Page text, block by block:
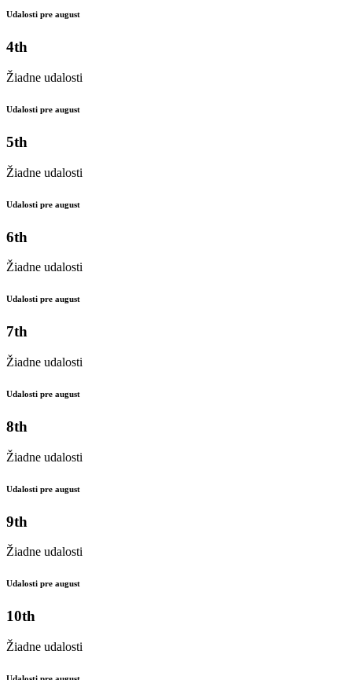
Udalosti pre august
4th
Žiadne udalosti
Udalosti pre august
5th
Žiadne udalosti
Udalosti pre august
6th
Žiadne udalosti
Udalosti pre august
7th
Žiadne udalosti
Udalosti pre august
8th
Žiadne udalosti
Udalosti pre august
9th
Žiadne udalosti
Udalosti pre august
10th
Žiadne udalosti